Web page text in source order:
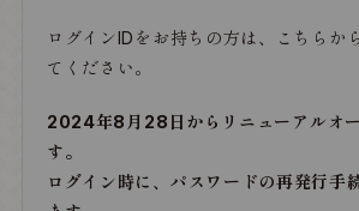
ログインIDをお持ちの方は、こちらか
てください。
2024年8月28日からリニューアルオ
す。
ログイン時に、パスワードの再発行手